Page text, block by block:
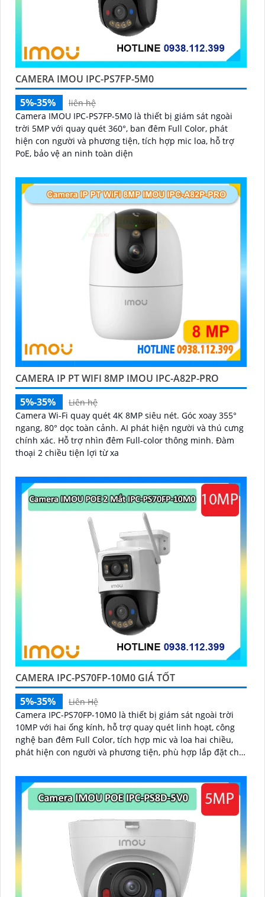
CAMERA IMOU IPC-PS7FP-5M0
5%-35%
liên hệ
Camera IMOU IPC-PS7FP-5M0 là thiết bị giám sát ngoài
trời 5MP với quay quét 360°, ban đêm Full Color, phát
hiện con người và phương tiện, tích hợp mic loa, hỗ trợ
PoE, bảo vệ an ninh toàn diện
CAMERA IP PT WIFI 8MP IMOU IPC-A82P-PRO
5%-35%
Liên hệ
Camera Wi-Fi quay quét 4K 8MP siêu nét. Góc xoay 355°
ngang, 80° dọc toàn cảnh. AI phát hiện người và thú cưng
chính xác. Hỗ trợ nhìn đêm Full-color thông minh. Đàm
thoại 2 chiều tiện lợi từ xa
CAMERA IPC-PS70FP-10M0 GIÁ TỐT
5%-35%
Liên Hệ
Camera IPC-PS70FP-10M0 là thiết bị giám sát ngoài trời
10MP với hai ống kính, hỗ trợ quay quét linh hoạt, công
nghệ ban đêm Full Color, tích hợp mic và loa hai chiều,
phát hiện con người và phương tiện, phù hợp lắp đặt cho